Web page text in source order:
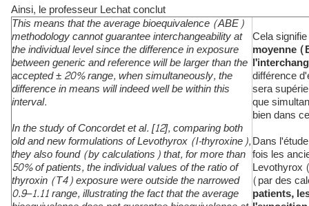
Ainsi, le professeur Lechat conclut
This means that the average bioequivalence (ABE)
methodology cannot guarantee interchangeability at
the individual level since the difference in exposure
between generic and reference will be larger than the
accepted ± 20% range, when simultaneously, the
difference in means will indeed well be within this
interval.
In the study of Concordet et al. [12], comparing both
old and new formulations of Levothyrox (l-thyroxine),
they also found (by calculations) that, for more than
50% of patients, the individual values of the ratio of
thyroxin (T4) exposure were outside the narrowed
0.9–1.11 range, illustrating the fact that the average
Cela
moyenne
différence
sera
que
bien dans
Dans
fois les
Levothyrox
(par des
patients,